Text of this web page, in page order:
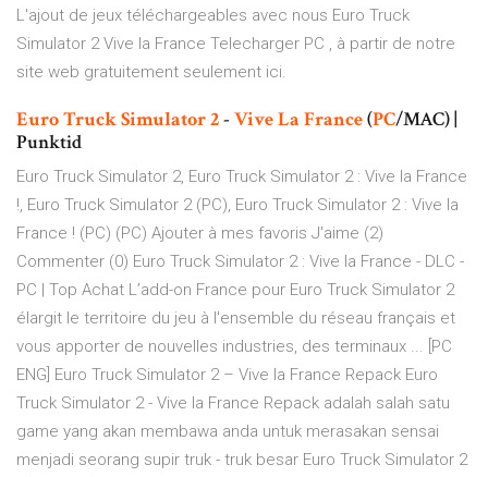
L'ajout de jeux téléchargeables avec nous Euro Truck
Simulator 2 Vive la France Telecharger PC , à partir de notre
site web gratuitement seulement ici.
EuroTruckSimulator2- ViveLa France(PC/MAC) |
Punktid
Euro Truck Simulator 2, Euro Truck Simulator 2 : Vive la France
!, Euro Truck Simulator 2 (PC), Euro Truck Simulator 2 : Vive la
France ! (PC) (PC) Ajouter à mes favoris J'aime (2)
Commenter (0) Euro Truck Simulator 2 : Vive la France - DLC -
PC | Top Achat L’add-on France pour Euro Truck Simulator 2
élargit le territoire du jeu à l'ensemble du réseau français et
vous apporter de nouvelles industries, des terminaux ... [PC
ENG] Euro Truck Simulator 2 – Vive la France Repack Euro
Truck Simulator 2 - Vive la France Repack adalah salah satu
game yang akan membawa anda untuk merasakan sensai
menjadi seorang supir truk - truk besar Euro Truck Simulator 2